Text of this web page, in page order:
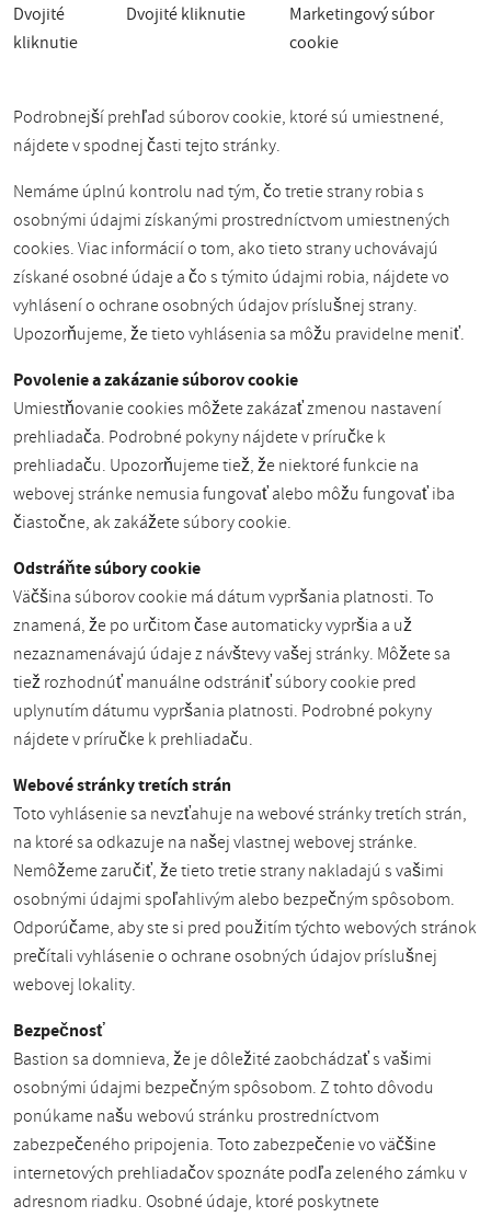
Dvojité
kliknutie
Dvojité kliknutie
Marketingový súbor
cookie
Podrobnejší prehľad súborov cookie, ktoré sú umiestnené,
nájdete v spodnej časti tejto stránky.
Nemáme úplnú kontrolu nad tým, čo tretie strany robia s
osobnými údajmi získanými prostredníctvom umiestnených
cookies. Viac informácií o tom, ako tieto strany uchovávajú
získané osobné údaje a čo s týmito údajmi robia, nájdete vo
vyhlásení o ochrane osobných údajov príslušnej strany.
Upozorňujeme, že tieto vyhlásenia sa môžu pravidelne meniť.
Povolenie a zakázanie súborov cookie
Umiestňovanie cookies môžete zakázať zmenou nastavení
prehliadača. Podrobné pokyny nájdete v príručke k
prehliadaču. Upozorňujeme tiež, že niektoré funkcie na
webovej stránke nemusia fungovať alebo môžu fungovať iba
čiastočne, ak zakážete súbory cookie.
Odstráňte súbory cookie
Väčšina súborov cookie má dátum vypršania platnosti. To
znamená, že po určitom čase automaticky vypršia a už
nezaznamenávajú údaje z návštevy vašej stránky. Môžete sa
tiež rozhodnúť manuálne odstrániť súbory cookie pred
uplynutím dátumu vypršania platnosti. Podrobné pokyny
nájdete v príručke k prehliadaču.
Webové stránky tretích strán
Toto vyhlásenie sa nevzťahuje na webové stránky tretích strán,
na ktoré sa odkazuje na našej vlastnej webovej stránke.
Nemôžeme zaručiť, že tieto tretie strany nakladajú s vašimi
osobnými údajmi spoľahlivým alebo bezpečným spôsobom.
Odporúčame, aby ste si pred použitím týchto webových stránok
prečítali vyhlásenie o ochrane osobných údajov príslušnej
webovej lokality.
Bezpečnosť
Bastion sa domnieva, že je dôležité zaobchádzať s vašimi
osobnými údajmi bezpečným spôsobom. Z tohto dôvodu
ponúkame našu webovú stránku prostredníctvom
zabezpečeného pripojenia. Toto zabezpečenie vo väčšine
internetových prehliadačov spoznáte podľa zeleného zámku v
adresnom riadku. Osobné údaje, ktoré poskytnete